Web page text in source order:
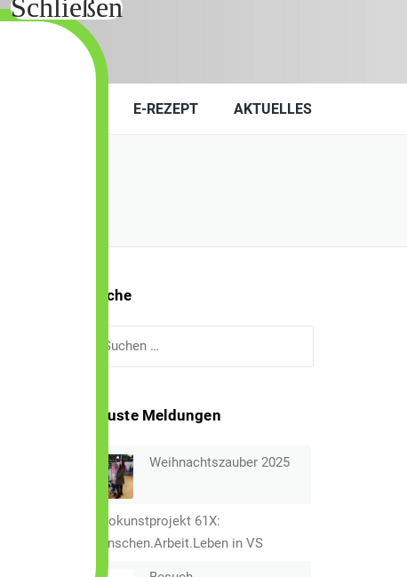
E-REZEPT AKTUELLES
Suche
Neuste Meldungen
Weihnachtszauber 2025
Fotokunstprojekt 61X:
Menschen.Arbeit.Leben in VS